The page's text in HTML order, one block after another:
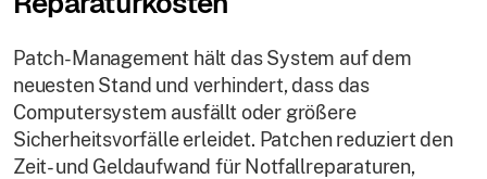
Patch-Management hält das System auf dem
neuesten Stand und verhindert, dass das
Computersystem ausfällt oder größere
Sicherheitsvorfälle erleidet. Patchen reduziert den
Zeit- und Geldaufwand für Notfallreparaturen,